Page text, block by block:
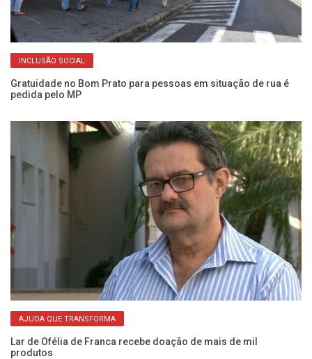
INCLUSÃO SOCIAL
Gratuidade no Bom Prato para pessoas em situação de rua é
pedida pelo MP
AJUDA QUE TRANSFORMA
​Lar de Ofélia de Franca recebe doação de mais de mil
produtos